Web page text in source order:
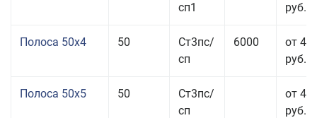
сп1
руб.
Полоса 50x4 50
Ст3пс/
сп
6000
от 45
руб.
Полоса 50x5 50
Ст3пс/
сп
от 43
руб.